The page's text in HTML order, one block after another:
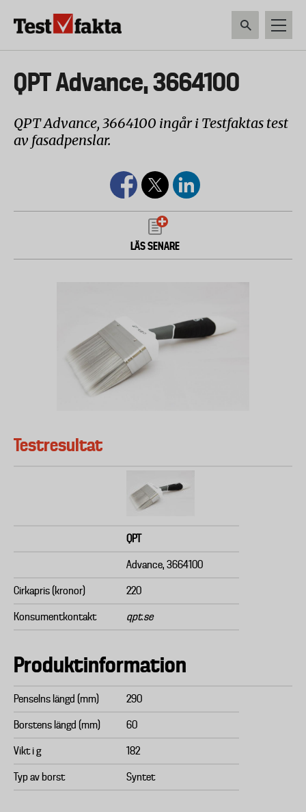
Huvudmeny
ny
QPT Advance, 3664100
QPT Advance, 3664100 ingår i Testfaktas test
av fasadpenslar.
LÄS SENARE
Testresultat
QPT
Advance, 3664100
Cirkapris (kronor) 220
Konsumentkontakt qpt.se
Produktinformation
Penselns längd (mm) 290
Borstens längd (mm) 60
Vikt i g 182
Typ av borst Syntet